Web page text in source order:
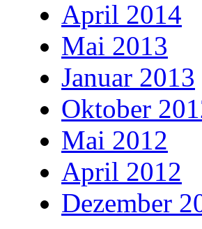
April 2014
Mai 2013
Januar 2013
Oktober
Mai 2012
April 2012
Dezember